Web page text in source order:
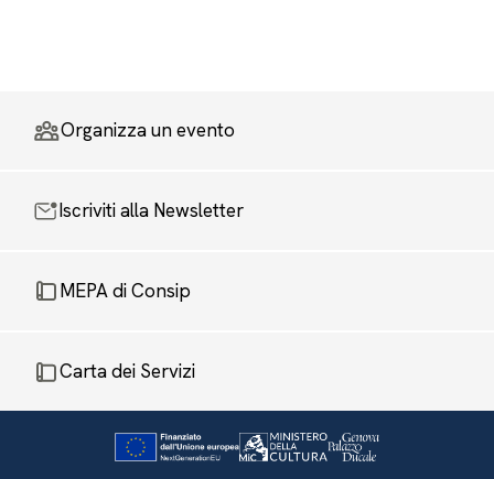
Organizza un evento
Iscriviti alla Newsletter
MEPA di Consip
Carta dei Servizi